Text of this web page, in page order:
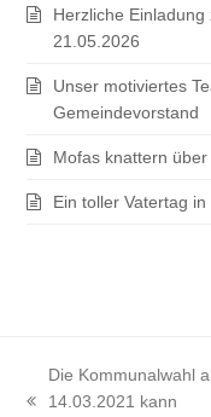
Herzliche
21.05.2026
Unser motiviertes
Gemeindevorstand
Mofas knattern
Ein toller Vatertag
Die Kommunalwahl
14.03.2021 kann